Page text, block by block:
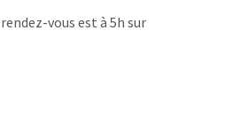
vous est à 5h sur